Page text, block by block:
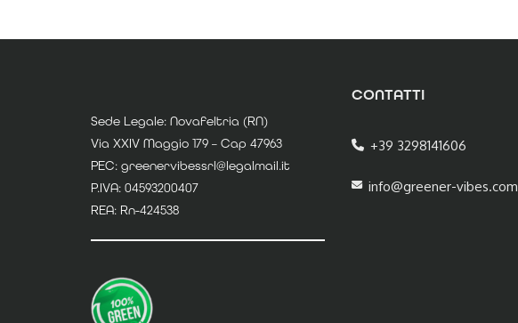
Sede Legale: Novafeltria (RN)
Via XXIV Maggio 179 – Cap 47963
PEC: greenervibessrl@legalmail.it
P.IVA: 04593200407
REA: Rn-424538
CONTATTI
+39 3298141606
info@greener-vibes.com